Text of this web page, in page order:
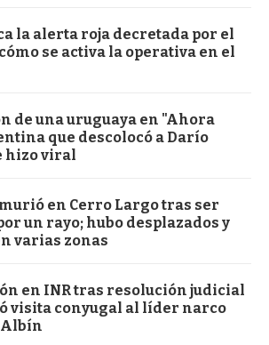
la alerta roja decretada por el
se activa la operativa en el
de una uruguaya en "Ahora
que descolocó a Darío
hizo viral
en Cerro Largo tras ser
un rayo; hubo desplazados y
varias zonas
en INR tras resolución judicial
visita conyugal al líder narco
Albín